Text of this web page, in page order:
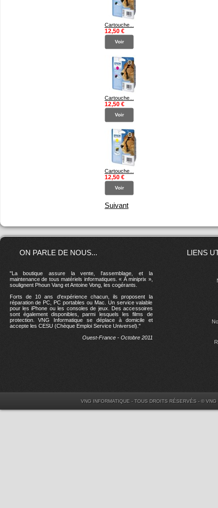
Cartouche...
12,50 €
Voir
Cartouche...
12,50 €
Voir
Cartouche...
12,50 €
Voir
Suivant
ON PARLE DE NOUS...
"La boutique assure la vente, l'assemblage, et la
maintenance de tous matériels informatiques. « À miniprix »,
soulignent Phoun Vang et Antoine Vong, les cogérants.
Forts de 10 ans d'expérience chacun, ils proposent la
réparation de PC, PC portables ou Mac. Un service valable
pour les iPhone ou les consoles de jeux. Des accessoires
sont également disponibles, parmi lesquels les films de
protection. VNG Informatique se déplace à domicile et
accepte les CESU (Chèque Emploi Service Universel)."
Ouest-France - Octobre 2011
LIENS
VNG INFORMATIQUE - TOUS DROITS RÉSERVÉS - ©